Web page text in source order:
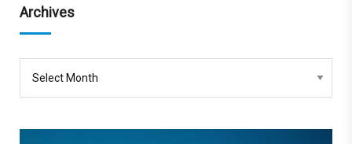
Archives